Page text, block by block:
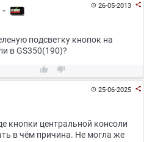
26-05-2013 
подсветку кнопок на
в GS350(190)?
 
25-06-2025 
кнопки центральной консоли
в чём причина. Не могла же